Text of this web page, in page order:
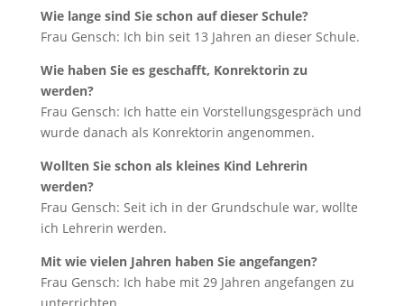
Wie lange sind Sie schon auf dieser Schule?
Frau Gensch: Ich bin seit 13 Jahren an dieser Schule.
Wie haben Sie es geschafft, Konrektorin zu
werden?
Frau Gensch: Ich hatte ein Vorstellungsgespräch und
wurde danach als Konrektorin angenommen.
Wollten Sie schon als kleines Kind Lehrerin
werden?
Frau Gensch: Seit ich in der Grundschule war, wollte
ich Lehrerin werden.
Mit wie vielen Jahren haben Sie angefangen?
Frau Gensch: Ich habe mit 29 Jahren angefangen zu